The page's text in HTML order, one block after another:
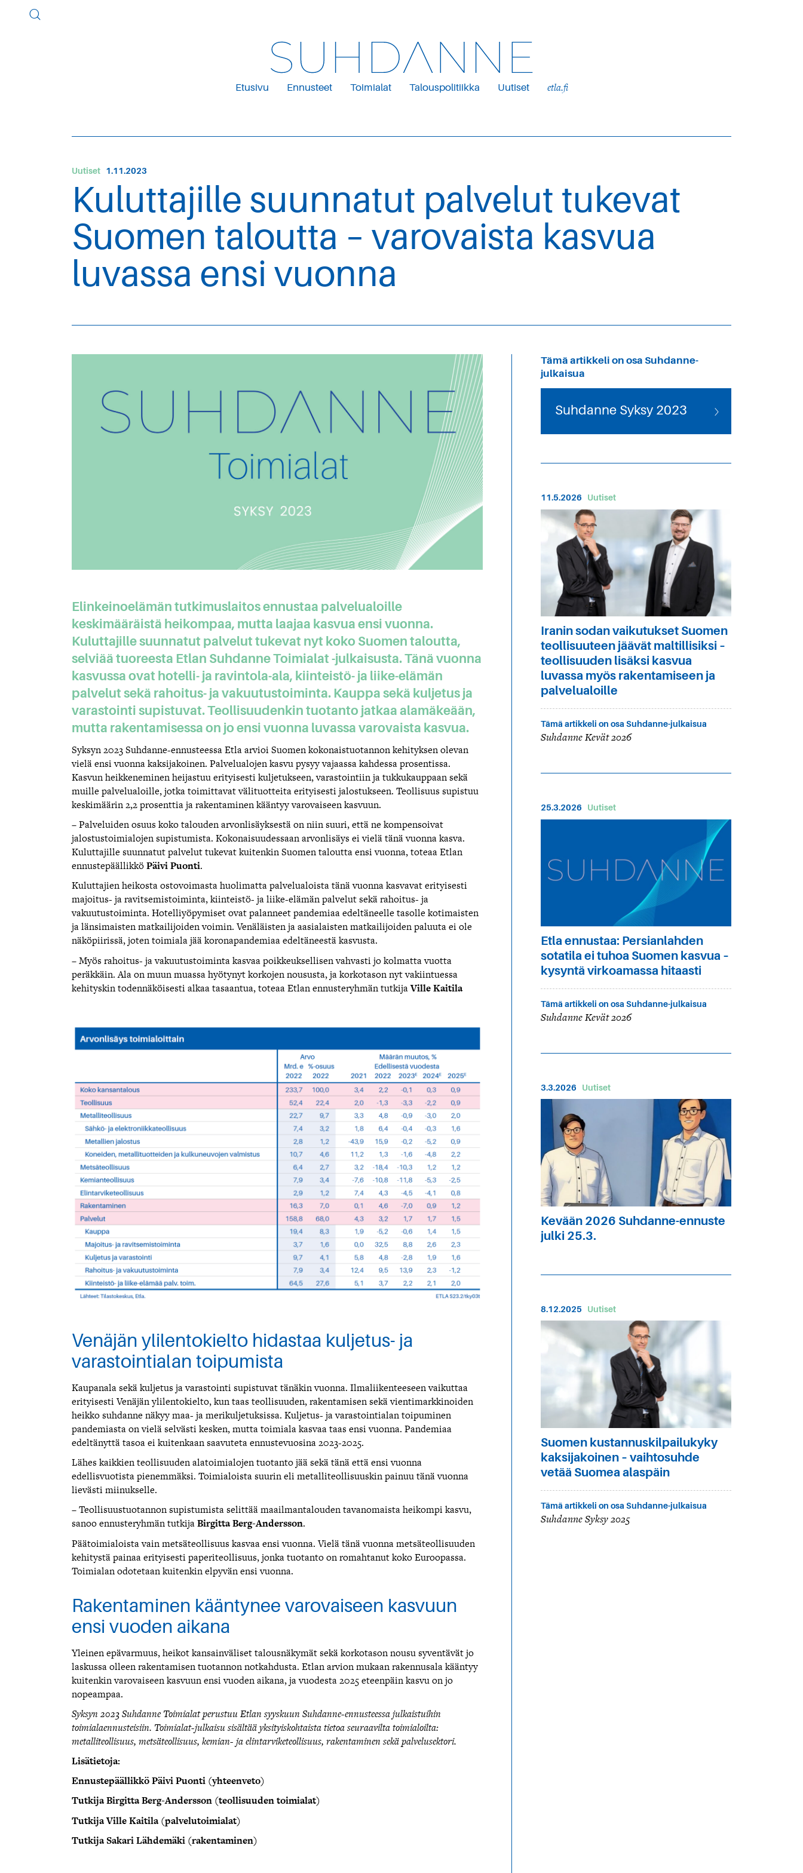
Etusivu Ennusteet Toimialat Talouspolitiikka Uutiset etla.fi
Uutiset 1.11.2023
Kuluttajille suunnatut palvelut tukevat
Suomen taloutta – varovaista kasvua
luvassa ensi vuonna
Elinkeinoelämän tutkimuslaitos ennustaa palvelualoille
keskimääräistä heikompaa, mutta laajaa kasvua ensi vuonna.
Kuluttajille suunnatut palvelut tukevat nyt koko Suomen taloutta,
selviää tuoreesta Etlan Suhdanne Toimialat -julkaisusta. Tänä vuonna
kasvussa ovat hotelli- ja ravintola-ala, kiinteistö- ja liike-elämän
palvelut sekä rahoitus- ja vakuutustoiminta. Kauppa sekä kuljetus ja
varastointi supistuvat. Teollisuudenkin tuotanto jatkaa alamäkeään,
mutta rakentamisessa on jo ensi vuonna luvassa varovaista kasvua.
Syksyn 2023 Suhdanne-ennusteessa Etla arvioi Suomen kokonaistuotannon kehityksen olevan
vielä ensi vuonna kaksijakoinen. Palvelualojen kasvu pysyy vajaassa kahdessa prosentissa.
Kasvun heikkeneminen heijastuu erityisesti kuljetukseen, varastointiin ja tukkukauppaan sekä
muille palvelualoille, jotka toimittavat välituotteita erityisesti jalostukseen. Teollisuus supistuu
keskimäärin 2,2 prosenttia ja rakentaminen kääntyy varovaiseen kasvuun.
– Palveluiden osuus koko talouden arvonlisäyksestä on niin suuri, että ne kompensoivat
jalostustoimialojen supistumista. Kokonaisuudessaan arvonlisäys ei vielä tänä vuonna kasva.
Kuluttajille suunnatut palvelut tukevat kuitenkin Suomen taloutta ensi vuonna, toteaa Etlan
ennustepäällikköPäivi Puonti.
Kuluttajien heikosta ostovoimasta huolimatta palvelualoista tänä vuonna kasvavat erityisesti
majoitus- ja ravitsemistoiminta, kiinteistö- ja liike-elämän palvelut sekä rahoitus- ja
vakuutustoiminta. Hotelliyöpymiset ovat palanneet pandemiaa edeltäneelle tasolle kotimaisten
ja länsimaisten matkailijoiden voimin. Venäläisten ja aasialaisten matkailijoiden paluuta ei ole
näköpiirissä, joten toimiala jää koronapandemiaa edeltäneestä kasvusta.
– Myös rahoitus- ja vakuutustoiminta kasvaa poikkeuksellisen vahvasti jo kolmatta vuotta
peräkkäin. Ala on muun muassa hyötynyt korkojen noususta, ja korkotason nyt vakiintuessa
kehityskin todennäköisesti alkaa tasaantua, toteaa Etlan ennusteryhmän tutkijaVille Kaitila
Venäjän ylilentokielto hidastaa kuljetus- ja
varastointialan toipumista
Kaupanala sekä kuljetus ja varastointi supistuvat tänäkin vuonna. Ilmaliikenteeseen vaikuttaa
erityisesti Venäjän ylilentokielto, kun taas teollisuuden, rakentamisen sekä vientimarkkinoiden
heikko suhdanne näkyy maa- ja merikuljetuksissa. Kuljetus- ja varastointialan toipuminen
pandemiasta on vielä selvästi kesken, mutta toimiala kasvaa taas ensi vuonna. Pandemiaa
edeltänyttä tasoa ei kuitenkaan saavuteta ennustevuosina 2023-2025.
Lähes kaikkien teollisuuden alatoimialojen tuotanto jää sekä tänä että ensi vuonna
edellisvuotista pienemmäksi. Toimialoista suurin eli metalliteollisuuskin painuu tänä vuonna
lievästi miinukselle.
– Teollisuustuotannon supistumista selittää maailmantalouden tavanomaista heikompi kasvu,
sanoo ennusteryhmän tutkijaBirgitta Berg-Andersson.
Päätoimialoista vain metsäteollisuus kasvaa ensi vuonna. Vielä tänä vuonna metsäteollisuuden
kehitystä painaa erityisesti paperiteollisuus, jonka tuotanto on romahtanut koko Euroopassa.
Toimialan odotetaan kuitenkin elpyvän ensi vuonna.
Rakentaminen kääntynee varovaiseen kasvuun
ensi vuoden aikana
Yleinen epävarmuus, heikot kansainväliset talousnäkymät sekä korkotason nousu syventävät jo
laskussa olleen rakentamisen tuotannon notkahdusta. Etlan arvion mukaan rakennusala kääntyy
kuitenkin varovaiseen kasvuun ensi vuoden aikana, ja vuodesta 2025 eteenpäin kasvu on jo
nopeampaa.
Syksyn 2023 Suhdanne Toimialat perustuu Etlan syyskuun Suhdanne-ennusteessa julkaistuihin
toimialaennusteisiin. Toimialat-julkaisu sisältää yksityiskohtaista tietoa seuraavilta toimialoilta:
metalliteollisuus, metsäteollisuus, kemian- ja elintarviketeollisuus, rakentaminen sekä palvelusektori.
Lisätietoja:
Ennustepäällikkö Päivi Puonti (yhteenveto)
Tutkija Birgitta Berg-Andersson (teollisuuden toimialat)
Tutkija Ville Kaitila (palvelutoimialat)
Tutkija Sakari Lähdemäki (rakentaminen)
Tämä artikkeli on osa Suhdanne-
julkaisua
Suhdanne Syksy 2023
11.5.2026 Uutiset
Iranin sodan vaikutukset Suomen
teollisuuteen jäävät maltillisiksi –
teollisuuden lisäksi kasvua
luvassa myös rakentamiseen ja
palvelualoille
Tämä artikkeli on osa Suhdanne-julkaisua
Suhdanne Kevät 2026
25.3.2026 Uutiset
Etla ennustaa: Persianlahden
sotatila ei tuhoa Suomen kasvua –
kysyntä virkoamassa hitaasti
Tämä artikkeli on osa Suhdanne-julkaisua
Suhdanne Kevät 2026
3.3.2026 Uutiset
Kevään 2026 Suhdanne-ennuste
julki 25.3.
8.12.2025 Uutiset
Suomen kustannuskilpailukyky
kaksijakoinen – vaihtosuhde
vetää Suomea alaspäin
Tämä artikkeli on osa Suhdanne-julkaisua
Suhdanne Syksy 2025